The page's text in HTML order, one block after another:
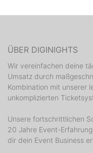
ÜBER DIGINIGHTS
Wir vereinfachen deine
Umsatz durch
Kombination mit unserer
unkomplizierten
Unsere fortschrittlichen
20 Jahre Event-
dir dein Event Business